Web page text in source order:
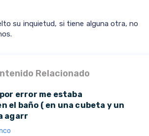
su inquietud, si tiene alguna otra, no
Relacionado
error me estaba
el baño ( en una cubeta y un
agarr